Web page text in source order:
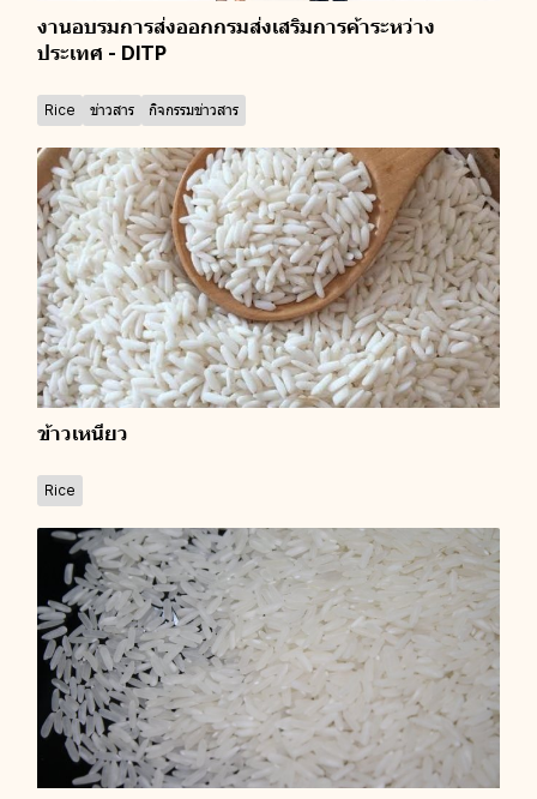
งานอบรมการส่งออกกรมส่งเสริมการค้าระหว่าง
ประเทศ - DITP
Rice ข่าวสาร กิจกรรมข่าวสาร
ข้าวเหนียว
Rice